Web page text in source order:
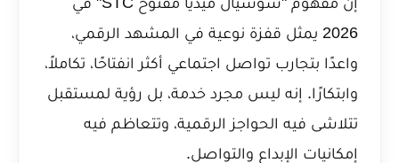
2026 يمثل قفزة نوعية في المشهد الرقمي،
واعدًا بتجارب تواصل اجتماعي أكثر انفتاحًا، تكاملاً،
وابتكارًا. إنه ليس مجرد خدمة، بل رؤية لمستقبل
تتلاشى فيه الحواجز الرقمية، وتتعاظم فيه
إمكانيات الإبداع والتواصل.